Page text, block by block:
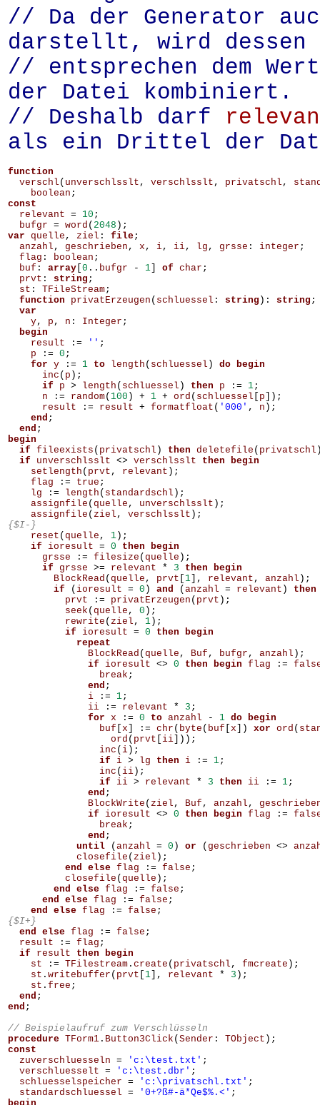
// Da der Generator
darstellt, wird dessen
// entsprechen dem
der Datei kombiniert.
// Deshalb darf
als ein Drittel der
function
verschl ( unverschlsslt , verschlsslt , privatschl ,
boolean ;
const
relevant = 10 ;
bufgr = word ( 2048 );
var quelle , ziel : file;
anzahl , geschrieben , x , i, ii, lg , grsse : integer ;
flag : boolean ;
buf : array 0 .. bufgr - 1 of char ;
prvt : string ;
st : TFileStream;
function
privatErzeugen ( schluessel : string ): string ;
var
y, p , n : Integer ;
begin
result
:= '' ;
p
:= 0 ;
for y := 1 to length ( schluessel ) do begin
inc ( p );
if
p > length ( schluessel ) then p := 1;
n
:= random( 100 ) + 1 + ord ( schluessel p ]);
result
:= result + formatfloat ( '000' , n );
end ;
end ;
begin
if fileexists ( privatschl ) then deletefile ( privatschl
if
unverschlsslt <> verschlsslt then begin
setlength ( prvt , relevant );
flag
:= true ;
lg
:= length ( standardschl );
assignfile ( quelle , unverschlsslt );
assignfile ( ziel , verschlsslt );
{$I-}
reset ( quelle , 1 );
if
ioresult = 0 then begin
grsse
:= filesize ( quelle );
if
grsse >= relevant * 3 then begin
BlockRead ( quelle , prvt 1 ], relevant , anzahl );
if
( ioresult = 0 ) and ( anzahl = relevant )
then
prvt
:= privatErzeugen ( prvt );
seek ( quelle , 0 );
rewrite ( ziel , 1 );
if
ioresult = 0 then begin
repeat
BlockRead ( quelle , Buf , bufgr , anzahl );
if
ioresult <> 0 then begin flag :=
break ;
end ;
i
:= 1;
ii
:= relevant * 3 ;
for x := 0 to anzahl - 1 do begin
buf x := chr ( byte ( buf x ]) xor ord (
ord ( prvt ii ]));
inc ( i );
if
i > lg then i := 1;
inc ( ii );
if
ii > relevant * 3 then ii := 1;
end ;
BlockWrite ( ziel , Buf , anzahl ,
if
ioresult <> 0 then begin flag :=
break ;
end ;
until
( anzahl = 0 ) or ( geschrieben <>
closefile ( ziel );
end else flag := false ;
closefile ( quelle );
end else flag := false ;
end else flag := false ;
end else flag := false ;
{$I+}
end else flag := false ;
result
:= flag ;
if
result then begin
st
:= TFilestream . create ( privatschl , fmcreate );
st . writebuffer ( prvt 1 ], relevant * 3 );
st . free ;
end ;
end ;
procedure TForm1 . Button3Click ( Sender : TObject );
const
zuverschluesseln = 'c:\test.txt' ;
verschluesselt = 'c:\test.dbr' ;
schluesselspeicher = 'c:\privatschl.txt' ;
standardschluessel = '0+?ß#-ä*Qe$%.<' ;